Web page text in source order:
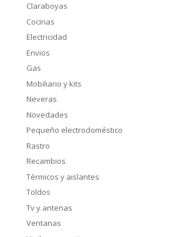
Claraboyas
Cocinas
Electricidad
Envios
Gas
Mobiliario y kits
Neveras
Novedades
Pequeño electrodoméstico
Rastro
Recambios
Térmicos y aislantes
Toldos
Tv y antenas
Ventanas